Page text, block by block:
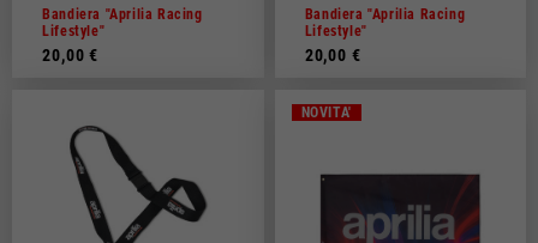
Bandiera "Aprilia Racing
Lifestyle"
20,00 €
Bandiera "Aprilia Racing
Lifestyle"
20,00 €
NOVITA'